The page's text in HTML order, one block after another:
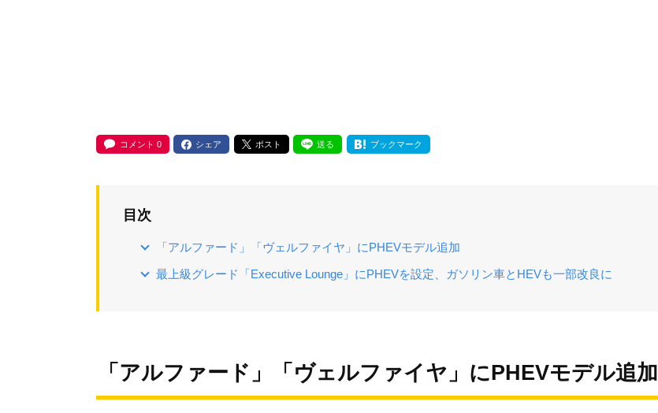
コメント 0 シェア ポスト 送る ブックマーク
目次
「アルファード」「ヴェルファイヤ」にPHEVモデル追加
最上級グレード「Executive Lounge」にPHEVを設定、ガソリン車とHEVも一部改良に
「アルファード」「ヴェルファイヤ」にPHEVモデル追加